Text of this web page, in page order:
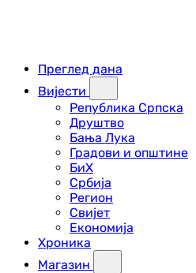
Преглед дана
Вијести
Република Српска
Друштво
Бања Лука
Градови и општине
БиХ
Србија
Регион
Свијет
Економија
Хроника
Магазин